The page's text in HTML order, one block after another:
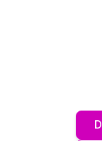
les
vous ou pour